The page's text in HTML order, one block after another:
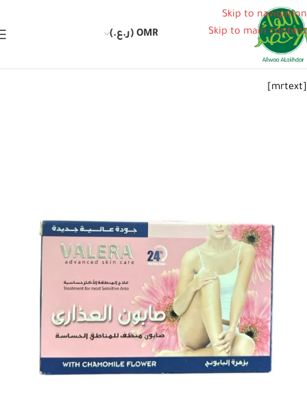
Skip to navigation
Skip to main content
OMR (ر.ع.)
[mrtext]